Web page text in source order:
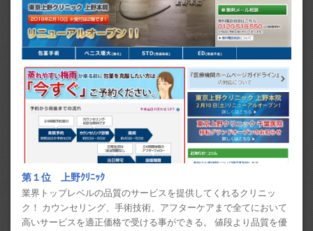
第１位 上野ｸﾘﾆｯｸ
業界トップレベルの品質のサービスを提供してくれるクリニッ
ク！ カウンセリング、手術技術、アフターケアまで全てにおいて
高いサービスを適正価格で受ける事ができる。 値段より品質を優